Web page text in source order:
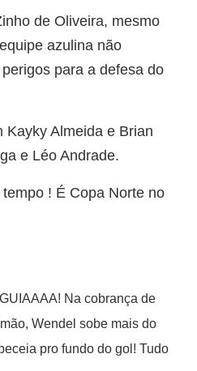
de Oliveira, mesmo
azulina não
para a defesa do
Kayky Almeida e Brian
e Léo Andrade.
! É Copa Norte no
Na cobrança de
Wendel sobe mais do
pro fundo do gol! Tudo